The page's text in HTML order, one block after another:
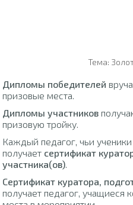
Тема:
Дипломы победителей
призовые места.
Дипломы участников
призовую тройку.
Каждый педагог, чьи
получает сертификат
участника(ов)
Сертификат куратора,
получает педагог, учащиеся